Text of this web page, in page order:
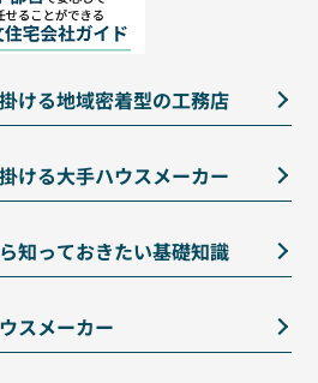
ける地域密着型の工務店
ける大手ハウスメーカー
知っておきたい基礎知識
スメーカー